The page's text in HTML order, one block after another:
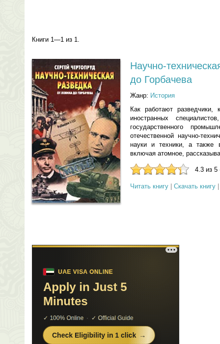
Книги 1—1 из 1.
Научно-
до Горбачева
Жанр: История
Как работают разведчики,
иностранных
государственного
отечественной научно-
науки и техники, а также
включая атомное,
4.3 из 5
Читать книгу Скачать книгу